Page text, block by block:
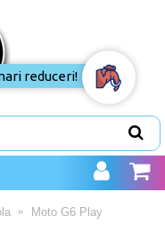
Moto G6 Play
reduceri!